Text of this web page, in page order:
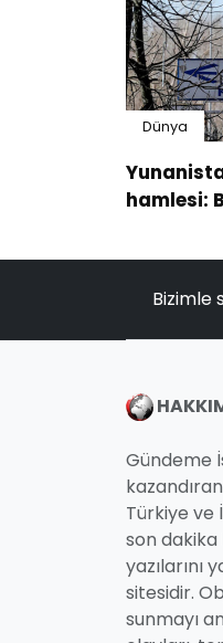
Dünya
hamlesi:
Bizimle
Gündeme
Türkiye ve
son
yazılarını
sitesidir.
sunmayı